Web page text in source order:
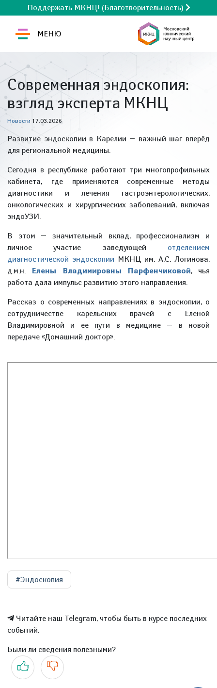
Поддержать МКНЦ! (Благотворительность)
МЕНЮ
Современная эндоскопия:
взгляд эксперта МКНЦ
Новости 17.03.2026
Развитие эндоскопии в Карелии — важный шаг вперёд
для региональной медицины.
Сегодня в республике работают три многопрофильных
кабинета, где применяются современные методы
диагностики и лечения гастроэнтерологических,
онкологических и хирургических заболеваний, включая
эндоУЗИ.
В этом — значительный вклад, профессионализм и
личное участие заведующей отделением
диагностической эндоскопии МКНЦ им. А.С. Логинова,
д.м.н. Елены Владимировны Парфенчиковой, чья
работа дала импульс развитию этого направления.
Рассказ о современных направлениях в эндоскопии, о
сотрудничестве карельских врачей с Еленой
Владимировной и ее пути в медицине — в новой
передаче «Домашний доктор».
#Эндоскопия
Читайте наш Telegram, чтобы быть в курсе последних
событий.
Были ли сведения полезными?
Да Нет